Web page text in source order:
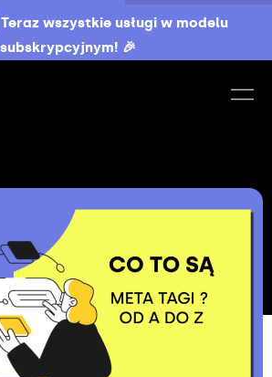
wszystkie usługi w modelu
subskrypcyjnym! 🎉